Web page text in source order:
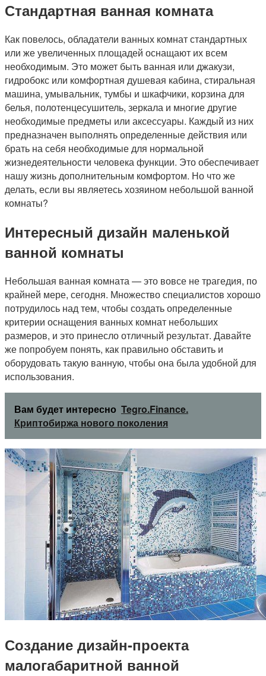
Стандартная ванная комната
Как повелось, обладатели ванных комнат стандартных
или же увеличенных площадей оснащают их всем
необходимым. Это может быть ванная или джакузи,
гидробокс или комфортная душевая кабина, стиральная
машина, умывальник, тумбы и шкафчики, корзина для
белья, полотенцесушитель, зеркала и многие другие
необходимые предметы или аксессуары. Каждый из них
предназначен выполнять определенные действия или
брать на себя необходимые для нормальной
жизнедеятельности человека функции. Это обеспечивает
нашу жизнь дополнительным комфортом. Но что же
делать, если вы являетесь хозяином небольшой ванной
комнаты?
Интересный дизайн маленькой
ванной комнаты
Небольшая ванная комната — это вовсе не трагедия, по
крайней мере, сегодня. Множество специалистов хорошо
потрудилось над тем, чтобы создать определенные
критерии оснащения ванных комнат небольших
размеров, и это принесло отличный результат. Давайте
же попробуем понять, как правильно обставить и
оборудовать такую ванную, чтобы она была удобной для
использования.
Вам будет интересно Tegro.Finance.
Криптобиржа нового поколения
Создание дизайн-проекта
малогабаритной ванной